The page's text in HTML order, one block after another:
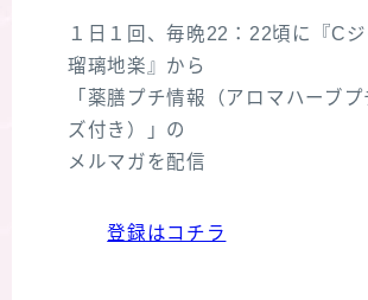
１日１回、毎晩22：22頃に『C
瑠璃地楽』から
「薬膳プチ情報（アロマハーブ
ズ付き）」の
メルマガを配信
登録はコチラ